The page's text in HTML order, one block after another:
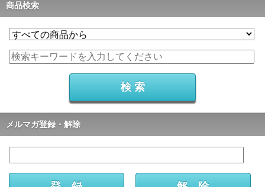
商品検索
メルマガ登録・解除